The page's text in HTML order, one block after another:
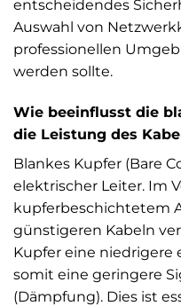
entscheidendes
Auswahl von
professionellen
werden sollte.
Wie beeinflusst die
die Leistung des
Blankes Kupfer (Bare
elektrischer Leiter. Im
kupferbeschichtetem
günstigeren Kabeln
Kupfer eine niedrigere
somit eine geringere
(Dämpfung). Dies ist